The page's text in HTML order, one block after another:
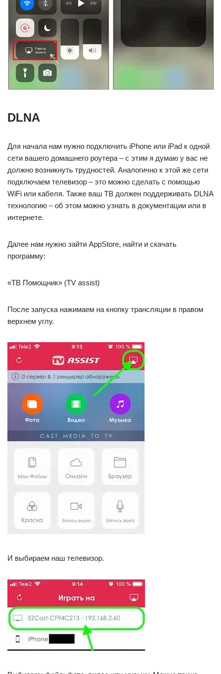
DLNA
Для начала нам нужно подключить iPhone или iPad к одной
сети вашего домашнего роутера – с этим я думаю у вас не
должно возникнуть трудностей. Аналогично к этой же сети
подключаем телевизор – это можно сделать с помощью
WiFi или кабеля. Также ваш ТВ должен поддерживать DLNA
технологию – об этом можно узнать в документации или в
интернете.
Далее нам нужно зайти AppStore, найти и скачать
программу:
«ТВ Помощник» (TV assist)
После запуска нажимаем на кнопку трансляции в правом
верхнем углу.
И выбираем наш телевизор.